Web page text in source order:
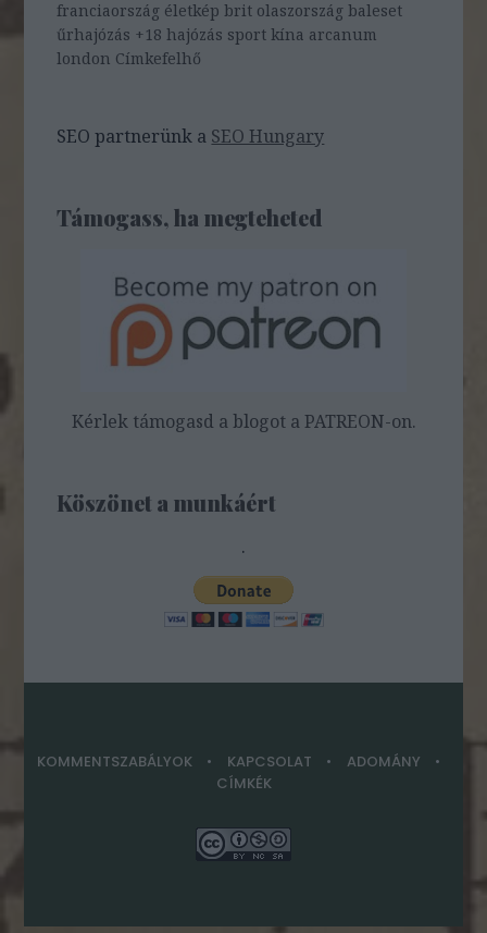
franciaország életkép brit olaszország baleset
űrhajózás +18 hajózás sport kína arcanum
london Címkefelhő
SEO partnerünk a SEO Hungary
Támogass, ha megteheted
Kérlek támogasd a blogot a PATREON-on.
Köszönet a munkáért
.
KOMMENTSZABÁLYOK KAPCSOLAT
ADOMÁNY
CÍMKÉK